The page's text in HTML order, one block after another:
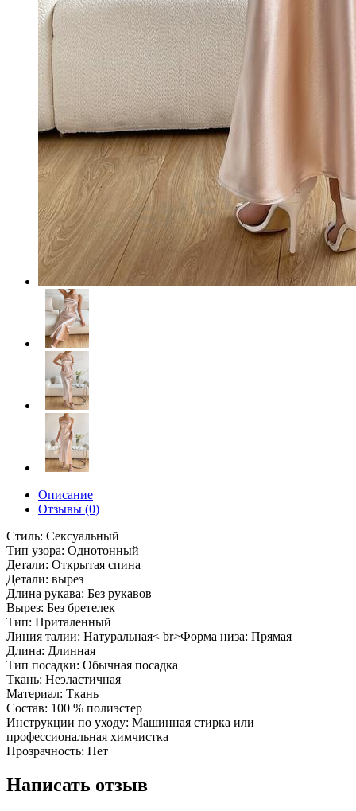
Описание
Отзывы (0)
Стиль: Сексуальный
Тип узора: Однотонный
Детали: Открытая спина
Детали: вырез
Длина рукава: Без рукавов
Вырез: Без бретелек
Тип: Приталенный
Линия талии: Натуральная< br>Форма низа: Прямая
Длина: Длинная
Тип посадки: Обычная посадка
Ткань: Неэластичная
Материал: Ткань
Состав: 100 % полиэстер
Инструкции по уходу: Машинная стирка или
профессиональная химчистка
Прозрачность: Нет
Написать отзыв